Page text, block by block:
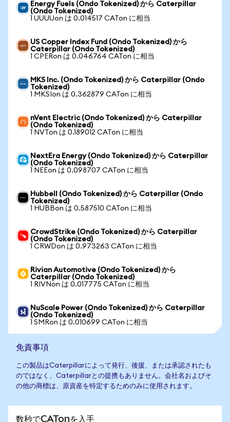
Energy Fuels (Ondo Tokenized) から Caterpillar
(Ondo Tokenized)
1 UUUUon は 0.014517 CATon に相当
US Copper Index Fund (Ondo Tokenized) から
Caterpillar (Ondo Tokenized)
1 CPERon は 0.046764 CATon に相当
MKS Inc. (Ondo Tokenized) から Caterpillar (Ondo
Tokenized)
1 MKSIon は 0.362879 CATon に相当
nVent Electric (Ondo Tokenized) から Caterpillar
(Ondo Tokenized)
1 NVTon は 0.189012 CATon に相当
NextEra Energy (Ondo Tokenized) から Caterpillar
(Ondo Tokenized)
1 NEEon は 0.098707 CATon に相当
Hubbell (Ondo Tokenized) から Caterpillar (Ondo
Tokenized)
1 HUBBon は 0.587510 CATon に相当
CrowdStrike (Ondo Tokenized) から Caterpillar
(Ondo Tokenized)
1 CRWDon は 0.973263 CATon に相当
Rivian Automotive (Ondo Tokenized) から
Caterpillar (Ondo Tokenized)
1 RIVNon は 0.017775 CATon に相当
NuScale Power (Ondo Tokenized) から Caterpillar
(Ondo Tokenized)
1 SMRon は 0.010699 CATon に相当
免責事項
この製品はCaterpillarによって発行、後援、または承認されたも
のではなく、Caterpillarとの提携もありません。会社名およびそ
の他の商標は、原資産を特定するためのみに使用されます。
数秒でCATonを入手